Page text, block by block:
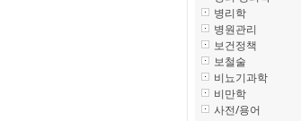
병리학
병원관리
보건정책
보철술
비뇨기과학
비만학
사전/용어